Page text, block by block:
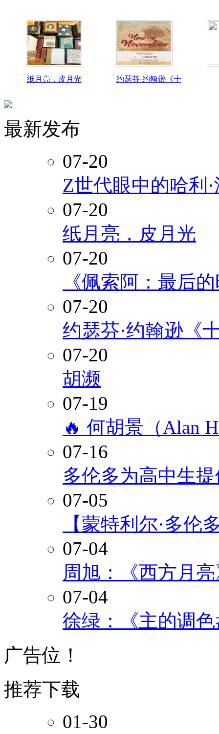
纸月亮，皮月光 约瑟芬·约翰逊《十
最新发布
07-20
Z世代眼中的哈利
07-20
纸月亮，皮月光
07-20
《佩索阿：最后
07-20
约瑟芬·约翰逊《
07-20
胡濒
07-19
🔥 何胡景（Alan
07-16
多伦多为高中生
07-05
【蒙特利尔·多伦
07-04
周旭：《西方月
07-04
徐绿：《主的调
广告位！
推荐下载
01-30